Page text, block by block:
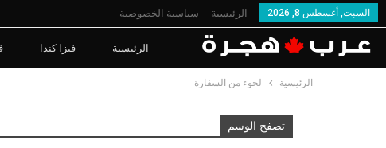
السبت, أغسطس 8, 2026 الرئيسية سياسية الخصوصية
الرئيسية فيزا كندا
الرئيسية لجوء من السفارة
تصفح الوسم